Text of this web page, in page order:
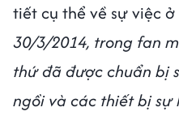
tiết cụ thể về sự việc ở
30/3/2014, trong fan
thứ đã được chuẩn bị
ngồi và các thiết bị sự